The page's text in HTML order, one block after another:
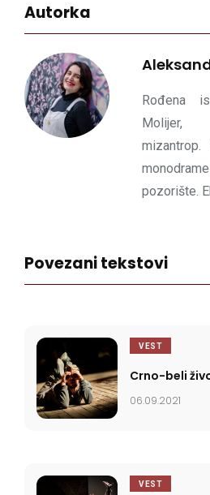
Autorka
Rođena
Molijer,
pozorište.
Povezani tekstovi
VEST
Crno-beli
06.09.2021
VEST